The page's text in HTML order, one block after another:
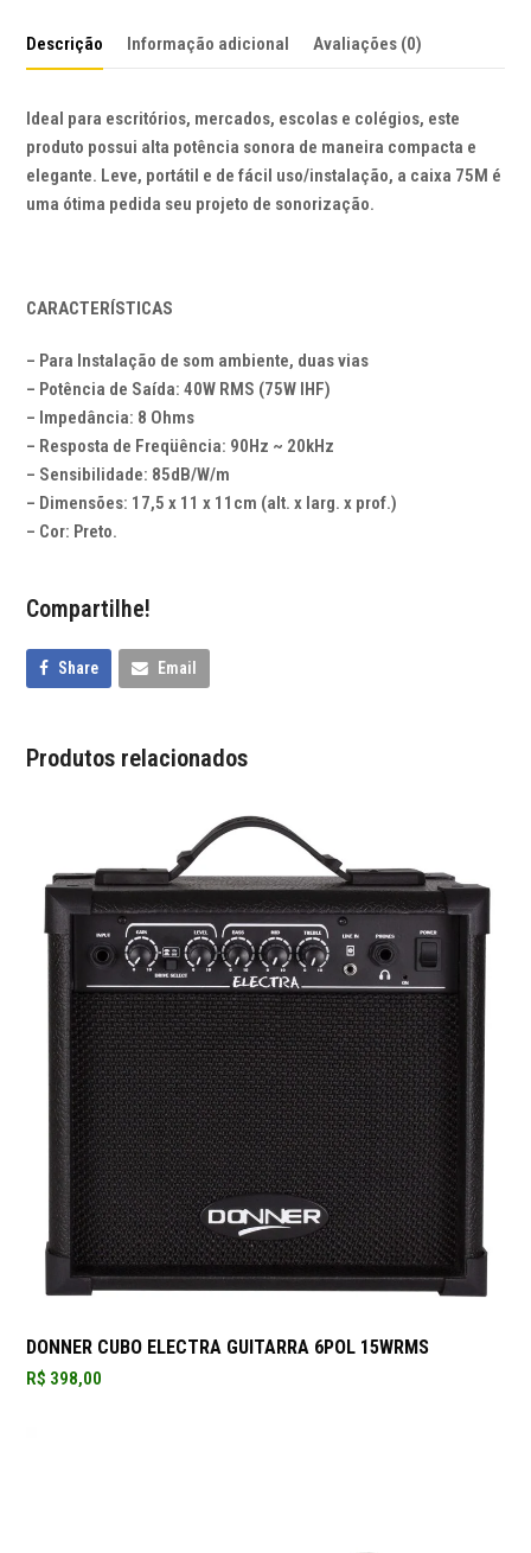
4
POLEGADAS,
(UNIDADE)
quantidade
Descrição Informação adicional Avaliações (0)
Ideal para escritórios, mercados, escolas e colégios, este
produto possui alta potência sonora de maneira compacta e
elegante. Leve, portátil e de fácil uso/instalação, a caixa 75M é
uma ótima pedida seu projeto de sonorização.
CARACTERÍSTICAS
– Para Instalação de som ambiente, duas vias
– Potência de Saída: 40W RMS (75W IHF)
– Impedância: 8 Ohms
– Resposta de Freqüência: 90Hz ~ 20kHz
– Sensibilidade: 85dB/W/m
– Dimensões: 17,5 x 11 x 11cm (alt. x larg. x prof.)
– Cor: Preto.
Compartilhe!
Share Email
Produtos relacionados
DONNER CUBO ELECTRA GUITARRA 6POL 15WRMS
R$ 398,00